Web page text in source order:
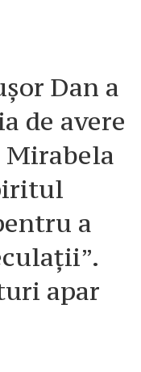
Dan a
de avere
Mirabela
a
apar